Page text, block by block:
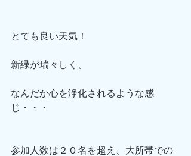
とても良い天気！
新緑が瑞々しく、
なんだか心を浄化されるような感
じ・・・
参加人数は２０名を超え、大所帯での